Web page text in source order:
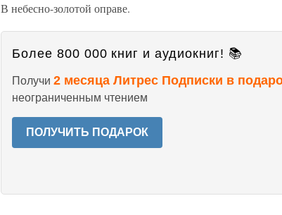
В небесно-золотой оправе.
Более 800 000 книг и аудиокниг! 📚
Получи 2 месяца Литрес Подписки в
неограниченным чтением
ПОЛУЧИТЬ ПОДАРОК